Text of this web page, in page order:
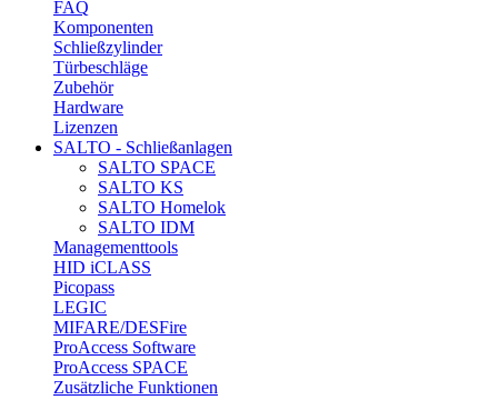
FAQ
Komponenten
Schließzylinder
Türbeschläge
Zubehör
Hardware
Lizenzen
SALTO - Schließanlagen
SALTO SPACE
SALTO KS
SALTO Homelok
SALTO IDM
Managementtools
HID iCLASS
Picopass
LEGIC
MIFARE/DESFire
ProAccess Software
ProAccess SPACE
Zusätzliche Funktionen